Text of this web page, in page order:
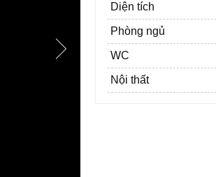
Diện tích
Phòng ngủ
WC
Nội thất